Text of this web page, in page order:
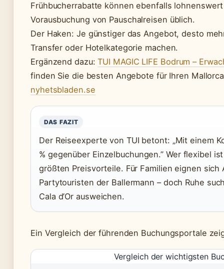
Frühbucherrabatte können ebenfalls
Vorausbuchung von Pauschalreisen üblich.
Der Haken: Je günstiger das Angebot, desto
Transfer oder Hotelkategorie machen.
Ergänzend dazu:TUI MAGIC LIFE Bodrum –
finden Sie die besten Angebote für Ihren
nyhetsbladen.se
DAS FAZIT
Der Reiseexperte von TUI betont: „Mit einem
% gegenüber Einzelbuchungen.” Wer flexibel
größten Preisvorteile. Für Familien eignen
Partytouristen der Ballermann – doch Ruhe
Cala d’Or ausweichen.
Ein Vergleich der führenden Buchungsportale
Vergleich der wichtigsten